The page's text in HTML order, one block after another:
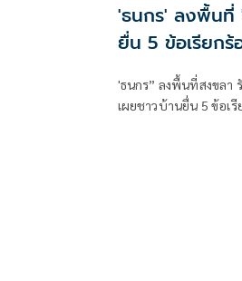
'ธนกร' ลงพื้นที่ '
ยื่น 5 ข้อเรียกร้
'ธนกร” ลงพื้นที่สงขลา
เผยชาวบ้านยื่น 5 ข้อเ